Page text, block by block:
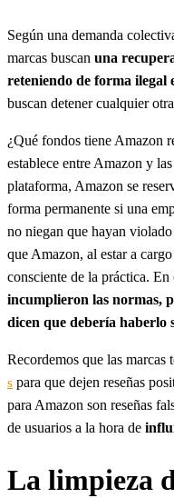
Según una demanda
marcas buscan una
reteniendo de forma ilegal
buscan detener cualquier
¿Qué fondos tiene Amazon
establece entre Amazon y
plataforma, Amazon se
forma permanente si una
no niegan que hayan
que Amazon, al estar a
consciente de la práctica. En
incumplieron las normas,
dicen que debería haberlo
Recordemos que las marcas
s para que dejen reseñas
para Amazon son reseñas
de usuarios a la hora de
La limpieza